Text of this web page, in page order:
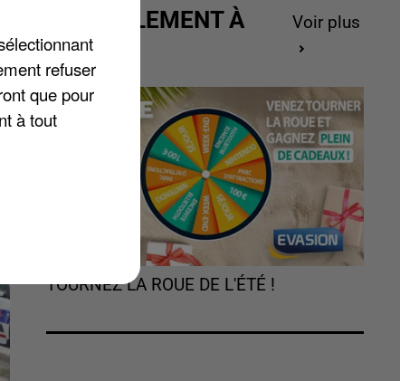
ACTUELLEMENT À
GAGNER
Voir plus
TOURNEZ LA ROUE DE L'ÉTÉ !
refuser
que pour
à tout